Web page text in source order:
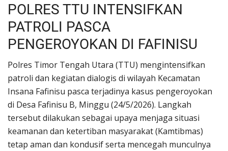
Beranda
Terms & Conditions
Reskrim
Binkam
OPINI
POLRES TTU INTENSIFKAN
PATROLI PASCA
PENGEROYOKAN DI FAFINISU
Polres Timor Tengah Utara (TTU) mengintensifkan
patroli dan kegiatan dialogis di wilayah Kecamatan
Insana Fafinisu pasca terjadinya kasus pengeroyokan
di Desa Fafinisu B, Minggu (24/5/2026). Langkah
tersebut dilakukan sebagai upaya menjaga situasi
keamanan dan ketertiban masyarakat (Kamtibmas)
tetap aman dan kondusif serta mencegah munculnya